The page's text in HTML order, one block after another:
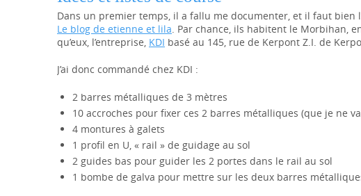
Dans un premier temps, il a fallu me documenter, et il faut bien
Le blog de etienne et lila. Par chance, ils habitent le Morbihan,
qu’eux, l’entreprise, KDI basé au 145, rue de Kerpont Z.I. de
J’ai donc commandé chez KDI :
2 barres métalliques de 3 mètres
10 accroches pour fixer ces 2 barres métalliques (que je ne
4 montures à galets
1 profil en U, « rail » de guidage au sol
2 guides bas pour guider les 2 portes dans le rail au sol
1 bombe de galva pour mettre sur les deux barres